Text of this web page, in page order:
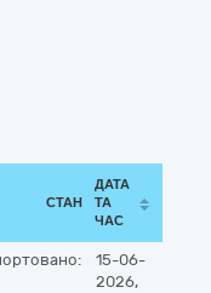
СТАН
ДАТА
ТА
ЧАС
15-06-
2026,